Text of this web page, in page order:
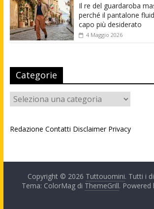
Il re del guardaroba
perché il pantalone
capo più desiderato
4 Maggio 2026
Categorie
Categorie
Redazione Contatti Disclaimer Privacy
Copyright © 2026 Tuttouomini. Tutti i
Tema: ColorMag di ThemeGrill. Powered